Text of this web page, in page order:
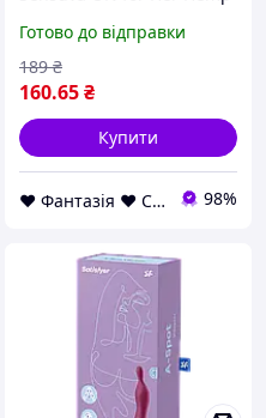
мл) Еротичні товари для
дорослих
Готово до відправки
160.65₴
189 ₴
Купити
❤ Фантазія ❤ Секс шоп інтернет магазин товарів для дорослих ❤ Анонімно 98%